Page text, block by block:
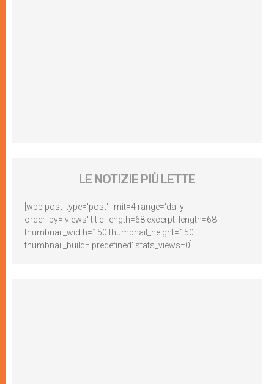
LE NOTIZIE PIÙ LETTE
[wpp post_type='post' limit=4 range='daily'
order_by='views' title_length=68 excerpt_length=68
thumbnail_width=150 thumbnail_height=150
thumbnail_build='predefined' stats_views=0]